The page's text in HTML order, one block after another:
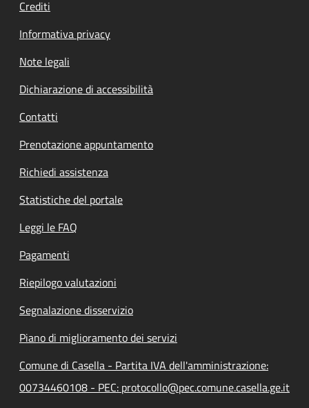
Crediti
Informativa privacy
Note legali
Dichiarazione di accessibilità
Contatti
Prenotazione appuntamento
Richiedi assistenza
Statistiche del portale
Leggi le FAQ
Pagamenti
Riepilogo valutazioni
Segnalazione disservizio
Piano di miglioramento dei servizi
Comune di Casella - Partita IVA dell'amministrazione:
00734460108 - PEC: protocollo@pec.comune.casella.ge.it